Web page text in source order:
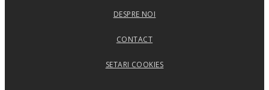
DESPRE NOI
CONTACT
SETARI COOKIES